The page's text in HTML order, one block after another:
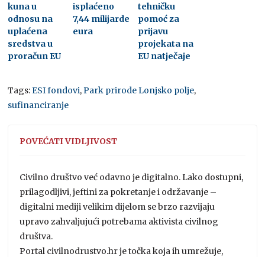
kuna u
odnosu na
uplaćena
sredstva u
proračun EU
isplaćeno
7,44 milijarde
eura
tehničku
pomoć za
prijavu
projekata na
EU natječaje
Tags:ESI fondovi,Park prirode Lonjsko polje,
sufinanciranje
POVEĆATI VIDLJIVOST
Civilno društvo već odavno je digitalno. Lako dostupni,
prilagodljivi, jeftini za pokretanje i održavanje –
digitalni mediji velikim dijelom se brzo razvijaju
upravo zahvaljujući potrebama aktivista civilnog
društva.
Portal civilnodrustvo.hr je točka koja ih umrežuje,